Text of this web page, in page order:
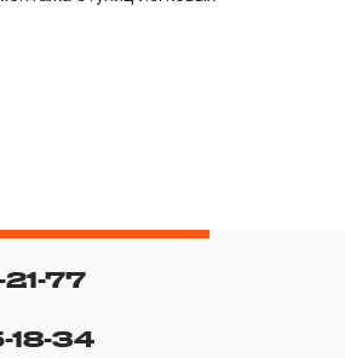
в процессе его производства.
ГАРАНТИЯ» предоставляется
77
34